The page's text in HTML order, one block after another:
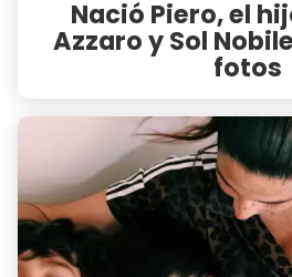
Nació Piero, el
Azzaro y Sol
fotos